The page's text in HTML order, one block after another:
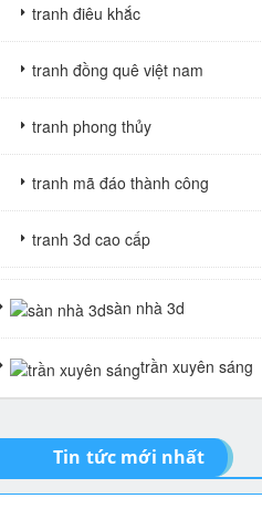
tranh điêu khắc
tranh đồng quê việt nam
tranh phong thủy
tranh mã đáo thành công
tranh 3d cao cấp
gió
tranh giả ngọc
sàn nhà 3d
trần xuyên sáng
Tin tức mới nhất